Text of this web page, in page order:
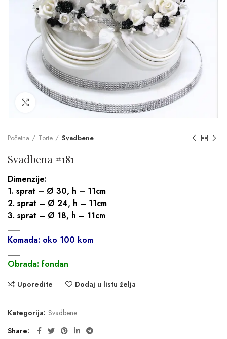
Click to enlarge
Početna Torte Svadbene
Svadbena #181
Dimenzije:
1. sprat – Ø 30, h – 11cm
2. sprat – Ø 24, h – 11cm
3. sprat – Ø 18, h – 11cm
___
Komada: oko 100 kom
Obrada: fondan
Uporedite Dodaj u listu želja
Kategorija: Svadbene
Share